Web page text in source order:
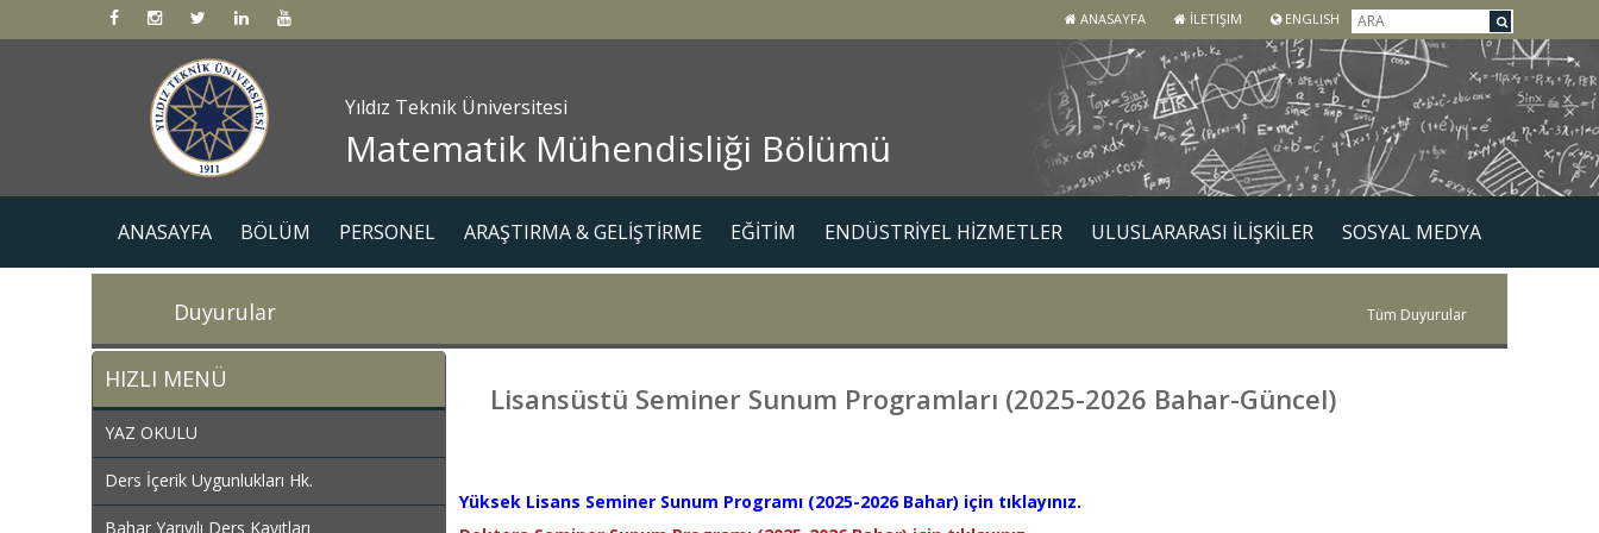
ANASAYFA İLETIŞIM ENGLISH
Yıldız Teknik Üniversitesi
Matematik Mühendisliği Bölümü
ANASAYFA BÖLÜM PERSONEL ARAŞTIRMA & GELİŞTİRME EĞİTİM ENDÜSTRİYEL HİZMETLER ULUSLARARASI İLİŞKİLER SOSYAL MEDYA
Duyurular Tüm Duyurular
HIZLI MENÜ
YAZ OKULU
Ders İçerik Uygunlukları Hk.
Bahar Yarıyılı Ders Kayıtları
Lisansüstü Seminer Sunum Programları (2025-2026 Bahar-Güncel)
Yüksek Lisans Seminer Sunum Programı (2025-2026 Bahar) için tıklayınız.